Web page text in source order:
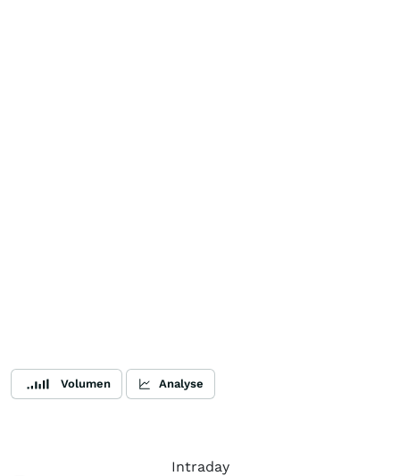
Volumen Analyse
Intraday